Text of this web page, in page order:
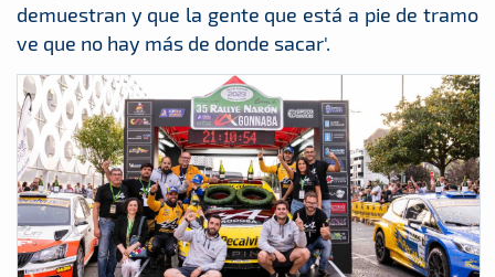
demuestran y que la gente que está a pie de tramo
ve que no hay más de donde sacar'.